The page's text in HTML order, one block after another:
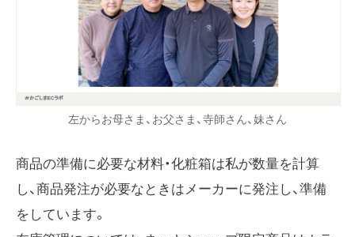
左からお母さま、お父さま、寺師さん、妹さん
商品の準備に必要な材料・化粧箱は私が数量を計算
し、商品発注が必要なときはメーカーに発注し、準備
をしています。